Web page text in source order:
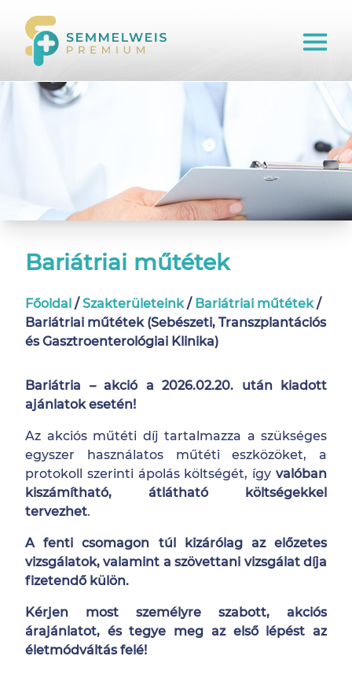
Bariátriai műtétek
Főoldal / Szakterületeink / Bariátriai műtétek /
Bariátriai műtétek (Sebészeti, Transzplantációs
és Gasztroenterológiai Klinika)
Bariátria – akció a 2026.02.20. után kiadott
ajánlatok esetén!
Az akciós műtéti díj tartalmazza a szükséges
egyszer használatos műtéti eszközöket, a
protokoll szerinti ápolás költségét, így valóban
kiszámítható, átlátható költségekkel
tervezhet.
A fenti csomagon túl kizárólag az előzetes
vizsgálatok, valamint a szövettani vizsgálat díja
fizetendő külön.
Kérjen most személyre szabott, akciós
árajánlatot, és tegye meg az első lépést az
életmódváltás felé!